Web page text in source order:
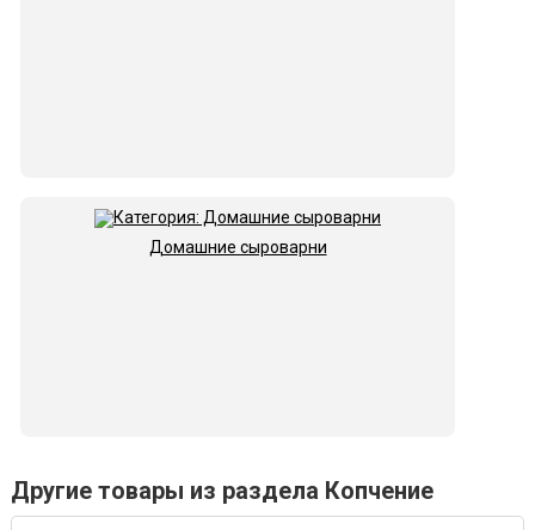
Домашние сыроварни
Другие товары из раздела Копчение